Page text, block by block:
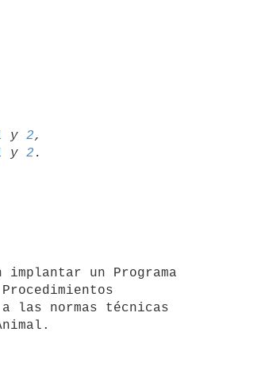
y 2,
y 2
las normas técnicas